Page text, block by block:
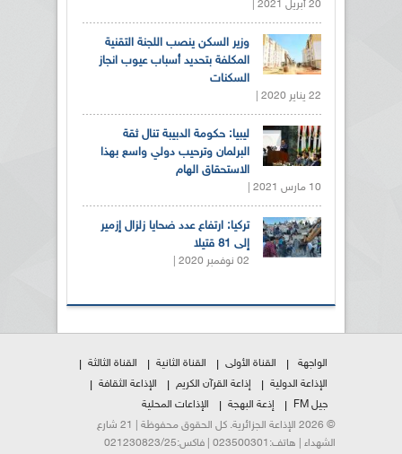
20 أبريل 2021 |
وزير السكن ينصب اللجنة التقنية
المكلفة بتحديد أسباب عيوب انجاز
السكنات
22 يناير 2020 |
ليبيا: حكومة الدبيبة تنال ثقة
البرلمان وترحيب دولي واسع بهذا
الاستحقاق الهام
10 مارس 2021 |
تركيا: ارتفاع عدد ضحايا زلزال إزمير
إلى 81 قتيلا
02 نوفمبر 2020 |
الواجهة القناة الأولى القناة الثانية
القناة الثالثة
الإذاعة الدولية
إذاعة القرآن الكريم
الإذاعة الثقافة
جيل FM
إذعة البهجة
الإذاعات المحلية
© 2026 الإذاعة الجزائرية. كل الحقوق محفوظة | 21 شارع
الشهداء | هاتف:023500301 | فاكس:021230823/25